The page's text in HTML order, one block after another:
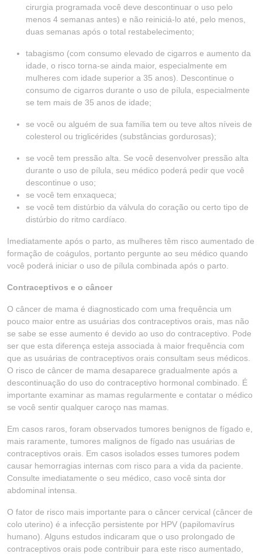
cirurgia programada você deve descontinuar o uso pelo
menos 4 semanas antes) e não reiniciá-lo até, pelo menos,
duas semanas após o total restabelecimento;
tabagismo (com consumo elevado de cigarros e aumento da
idade, o risco torna-se ainda maior, especialmente em
mulheres com idade superior a 35 anos). Descontinue o
consumo de cigarros durante o uso de pílula, especialmente
se tem mais de 35 anos de idade;
se você ou alguém de sua família tem ou teve altos níveis de
colesterol ou triglicérides (substâncias gordurosas);
se você tem pressão alta. Se você desenvolver pressão alta
durante o uso de pílula, seu médico poderá pedir que você
descontinue o uso;
se você tem enxaqueca;
se você tem distúrbio da válvula do coração ou certo tipo de
distúrbio do ritmo cardíaco.
Imediatamente após o parto, as mulheres têm risco aumentado de
formação de coágulos, portanto pergunte ao seu médico quando
você poderá iniciar o uso de pílula combinada após o parto.
Contraceptivos e o câncer
O câncer de mama é diagnosticado com uma frequência um
pouco maior entre as usuárias dos contraceptivos orais, mas não
se sabe se esse aumento é devido ao uso do contraceptivo. Pode
ser que esta diferença esteja associada à maior frequência com
que as usuárias de contraceptivos orais consultam seus médicos.
O risco de câncer de mama desaparece gradualmente após a
descontinuação do uso do contraceptivo hormonal combinado. É
importante examinar as mamas regularmente e contatar o médico
se você sentir qualquer caroço nas mamas.
Em casos raros, foram observados tumores benignos de fígado e,
mais raramente, tumores malignos de fígado nas usuárias de
contraceptivos orais. Em casos isolados esses tumores podem
causar hemorragias internas com risco para a vida da paciente.
Consulte imediatamente o seu médico, caso você sinta dor
abdominal intensa.
O fator de risco mais importante para o câncer cervical (câncer de
colo uterino) é a infecção persistente por HPV (papilomavírus
humano). Alguns estudos indicaram que o uso prolongado de
contraceptivos orais pode contribuir para este risco aumentado,